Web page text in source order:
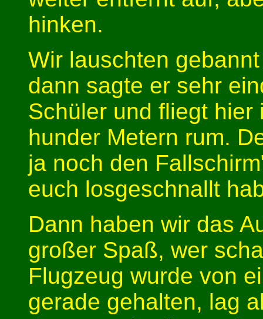
hinken.
Wir lauschten
dann sagte er sehr
Schüler und fliegt
hunder Metern rum.
ja noch den
euch losgeschnallt
Dann haben wir das
großer Spaß, wer
Flugzeug wurde von
gerade gehalten, lag